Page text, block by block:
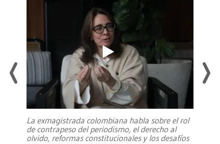
La exmagistrada colombiana habla sobre el rol
de contrapeso del periodismo, el derecho al
olvido, reformas constitucionales y los desafíos